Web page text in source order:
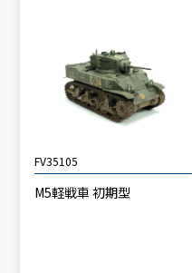
FV35105
M5軽戦車 初期型